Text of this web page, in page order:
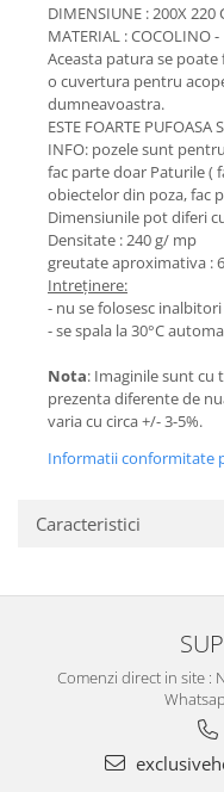
DIMENSIUNE : 200X 220
MATERIAL : COCOLINO
Aceasta patura se
o cuvertura pentru
dumneavoastra.
ESTE FOARTE PUFOASA
INFO: pozele sunt
fac parte doar Paturile (
obiectelor din poza, fac
Dimensiunile pot diferi
Densitate : 240 g/ mp
greutate aproximativa :
Intreținere:
- nu se folosesc
- se spala la 30°C
Nota: Imaginile sunt cu
prezenta diferente de
varia cu circa +/- 3-5%.
Informatii conformitate
Caracteristici
Comenzi direct in site :